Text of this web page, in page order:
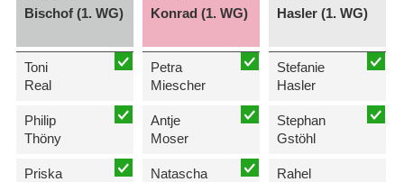
Bischof (1. WG)
Toni
Real
Philip
Thöny
Priska
Konrad (1. WG)
Petra
Miescher
Antje
Moser
Natascha
Hasler (1. WG)
Stefanie
Hasler
Stephan
Gstöhl
Rahel